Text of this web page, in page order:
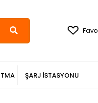
ŞARJ İSTASYONU